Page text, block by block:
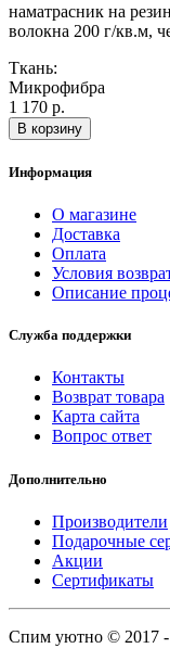
наматрасник на
волокна 200 г/кв.м,
Ткань:
Микрофибра
1 170 р.
В корзину
Информация
О магазине
Доставка
Оплата
Условия
Описание
Служба поддержки
Контакты
Возврат товара
Карта сайта
Вопрос ответ
Дополнительно
Производители
Подарочные
Акции
Сертификаты
Спим уютно © 2017 -